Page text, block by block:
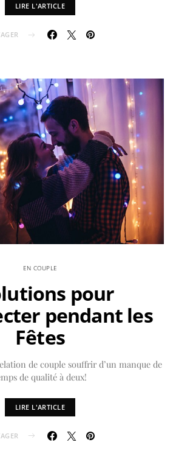
LIRE L'ARTICLE
EN COUPLE
pour
pendant les
Fêtes
de couple souffrir d’un manque de
de qualité à deux!
LIRE L'ARTICLE